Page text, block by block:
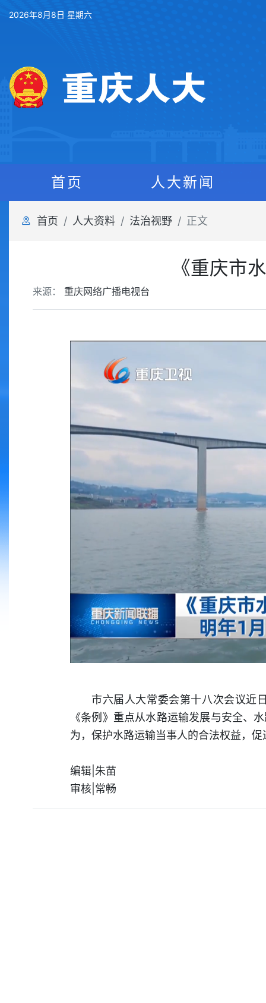
2026年8月8日 星期六
首页 人大新闻
首页 人大资料 法治视野 正文
《重庆市
来源： 重庆网络广播电视台
市六届人大常委会第十八次会议近
《条例》重点从水路运输发展与安全、
为，保护水路运输当事人的合法权益，
编辑|朱苗
审核|常畅